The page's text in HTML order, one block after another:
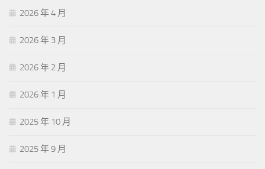
2026 年 4 月
2026 年 3 月
2026 年 2 月
2026 年 1 月
2025 年 10 月
2025 年 9 月